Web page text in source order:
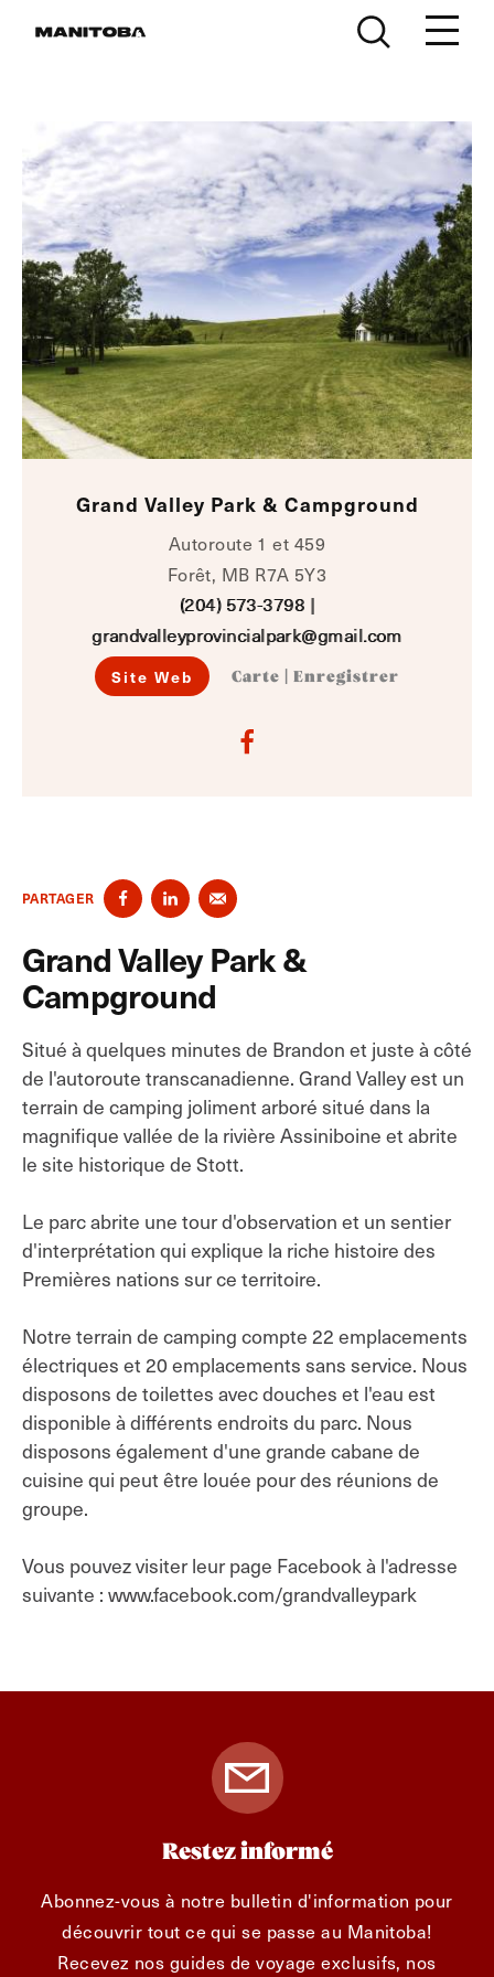
Grand Valley Park & Campground
Autoroute 1 et 459
Forêt, MB R7A 5Y3
(204) 573-3798 |
grandvalleyprovincialpark@gmail.com
Site Web Carte Enregistrer
PARTAGER
Grand Valley Park &
Campground
Situé à quelques minutes de Brandon et juste à côté
de l'autoroute transcanadienne. Grand Valley est un
terrain de camping joliment arboré situé dans la
magnifique vallée de la rivière Assiniboine et abrite
le site historique de Stott.
Le parc abrite une tour d'observation et un sentier
d'interprétation qui explique la riche histoire des
Premières nations sur ce territoire.
Notre terrain de camping compte 22 emplacements
électriques et 20 emplacements sans service. Nous
disposons de toilettes avec douches et l'eau est
disponible à différents endroits du parc. Nous
disposons également d'une grande cabane de
cuisine qui peut être louée pour des réunions de
groupe.
Vous pouvez visiter leur page Facebook à l'adresse
suivante : www.facebook.com/grandvalleypark
Restez informé
Abonnez-vous à notre bulletin d'information pour
découvrir tout ce qui se passe au Manitoba!
Recevez nos guides de voyage exclusifs, nos